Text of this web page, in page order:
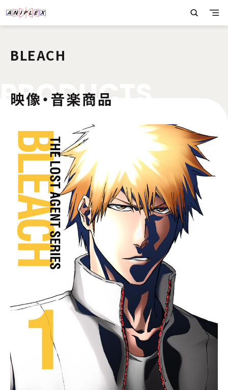
BLEACH
PRODUC
映像・音楽商品